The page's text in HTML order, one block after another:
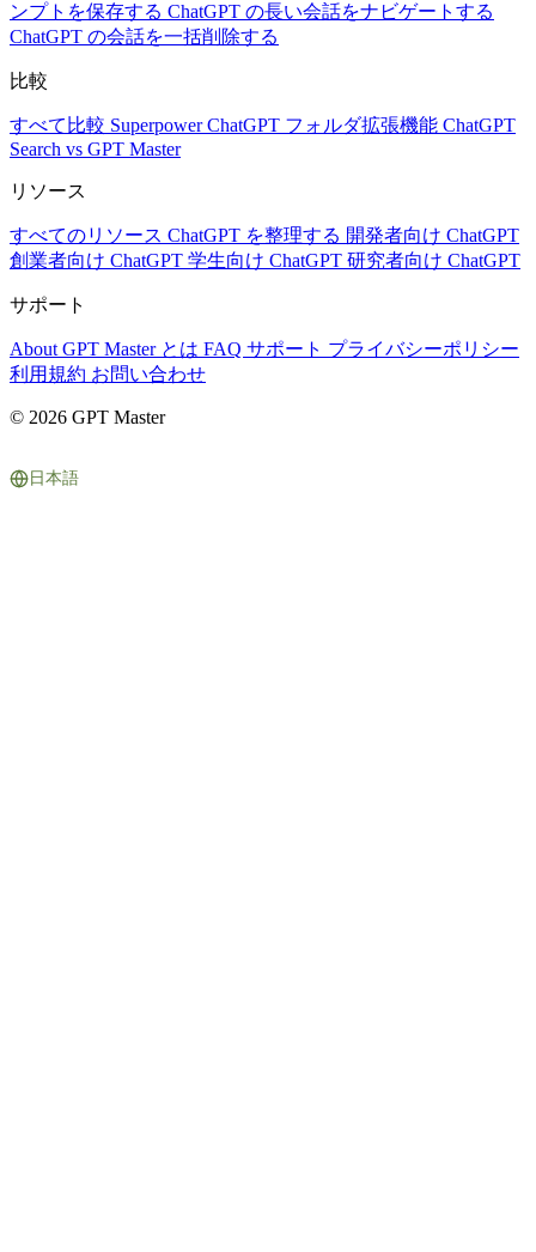
ンプトを保存する ChatGPT の長い会話をナビゲートする
ChatGPT の会話を一括削除する
比較
すべて比較 Superpower ChatGPT フォルダ拡張機能 ChatGPT
Search vs GPT Master
リソース
すべてのリソース ChatGPT を整理する 開発者向け ChatGPT
創業者向け ChatGPT 学生向け ChatGPT 研究者向け ChatGPT
サポート
About GPT Master とは FAQ サポート プライバシーポリシー
利用規約 お問い合わせ
© 2026 GPT Master
日本語